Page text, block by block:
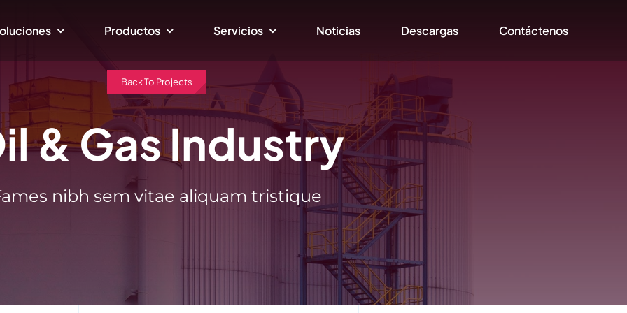
Productos Servicios Noticias Descargas Contáctenos
Back To Projects
& Gas Industry
nibh sem vitae aliquam tristique